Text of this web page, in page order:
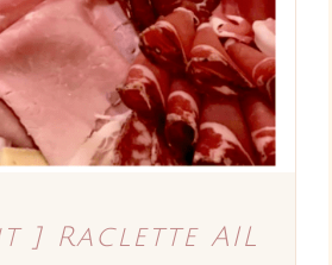
] Raclette AIL